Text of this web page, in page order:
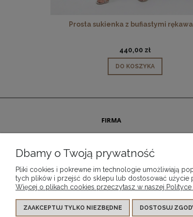
Prosta sukienka z bufiastymi
440,00 zł
DO KOSZYKA
FIRMA
Kontakt
Dbamy o Twoją prywatność
Pliki cookies i pokrewne im technologie umożliwiają
tych plików i przejść do sklepu lub dostosować użycie
Więcej o plikach cookies przeczytasz w naszej Polityce
ZAAKCEPTUJ TYLKO NIEZBĘDNE DOSTOSUJ